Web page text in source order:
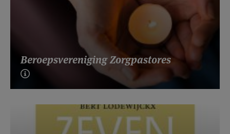
Beroepsvereniging Zorgpastores